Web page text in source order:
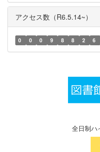
アクセス数（R6.5.14~）
0 0 0 9 8 8 2 6
全日制ハ